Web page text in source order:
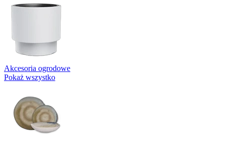
Akcesoria ogrodowe
Pokaż wszystko